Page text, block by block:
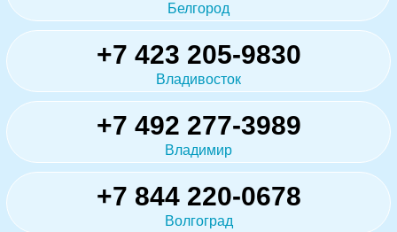
Белгород
+7 423 205-9830
Владивосток
+7 492 277-3989
Владимир
+7 844 220-0678
Волгоград